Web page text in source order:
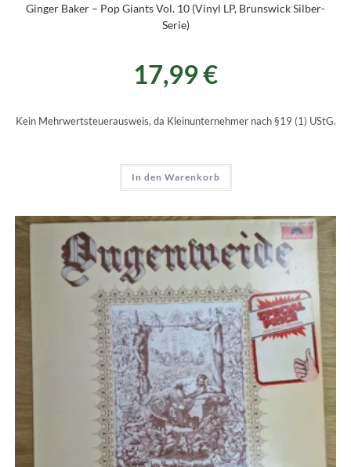
Ginger Baker – Pop Giants Vol. 10 (Vinyl LP, Brunswick Silber-
Serie)
17,99€
Kein Mehrwertsteuerausweis, da Kleinunternehmer nach §19 (1) UStG.
In den Warenkorb